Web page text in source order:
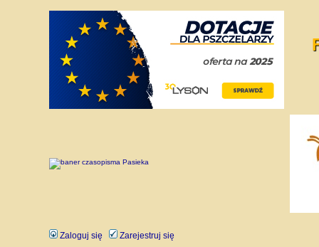
Zaloguj się Zarejestruj się